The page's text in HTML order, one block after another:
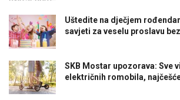
Uštedite na dječjem
savjeti za veselu proslavu
SKB Mostar upozorava: Sve
električnih romobila,